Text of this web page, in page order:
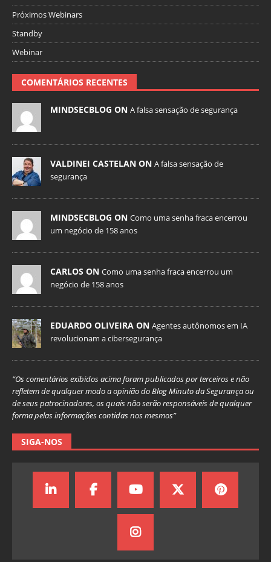
Próximos Webinars
Standby
Webinar
COMENTÁRIOS RECENTES
MINDSECBLOG ON A falsa sensação de segurança
VALDINEI CASTELAN ON A falsa sensação de
segurança
MINDSECBLOG ON Como uma senha fraca encerrou
um negócio de 158 anos
CARLOS ON Como uma senha fraca encerrou um
negócio de 158 anos
EDUARDO OLIVEIRA ON Agentes autônomos em IA
revolucionam a cibersegurança
“Os comentários exibidos acima foram publicados por terceiros e não
refletem de qualquer modo a opinião do Blog Minuto da Segurança ou
de seus patrocinadores, os quais não serão responsáveis de qualquer
forma pelas informações contidas nos mesmos”
SIGA-NOS